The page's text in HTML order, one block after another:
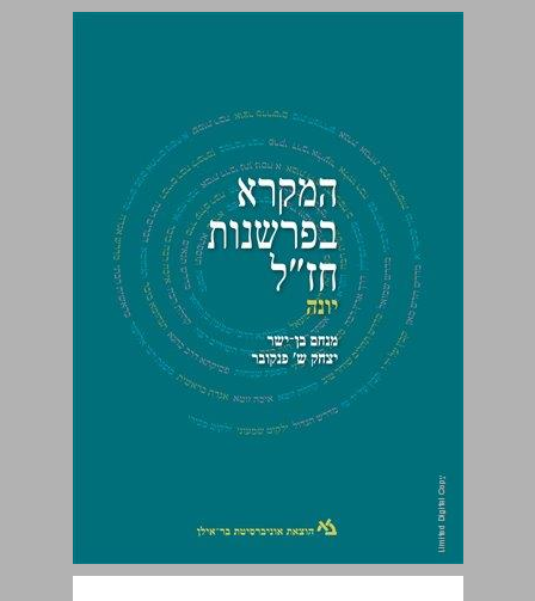
המקרא בפרשנות חז"ל : כרך שלישי יונה ... 0